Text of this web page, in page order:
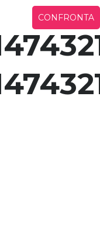
CONFRONTA